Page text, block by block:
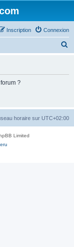
Connexion
Inscription
h
?
horaire sur UTC+02:00
Limited